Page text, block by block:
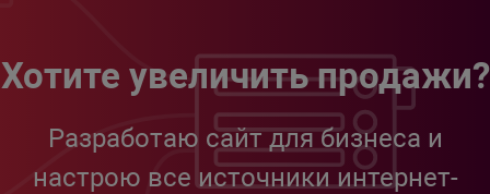
Хотите увеличить продажи?
Разработаю сайт для бизнеса и
настрою все источники интернет-